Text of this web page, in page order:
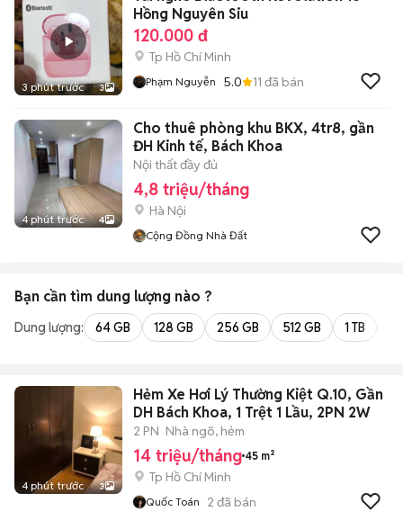
3 phút trước 3
Hồng Nguyên Siu
120.000 đ
Tp Hồ Chí Minh
Phạm Nguyễn 5.0 11 đã bán
4 phút trước 4
Cho thuê phòng khu BKX, 4tr8, gần
ĐH Kinh tế, Bách Khoa
Nội thất đầy đủ
4,8 triệu/tháng
Hà Nội
Cộng Đồng Nhà Đất
Bạn cần tìm dung lượng nào ?
Dung lượng: 64 GB 128 GB 256 GB 512 GB 1 TB
4 phút trước 3
Hẻm Xe Hơi Lý Thường Kiệt Q.10, Gần
DH Bách Khoa, 1 Trệt 1 Lầu, 2PN 2W
2 PN Nhà ngõ, hẻm
14 triệu/tháng 45 m²
Tp Hồ Chí Minh
Quốc Toán 2 đã bán